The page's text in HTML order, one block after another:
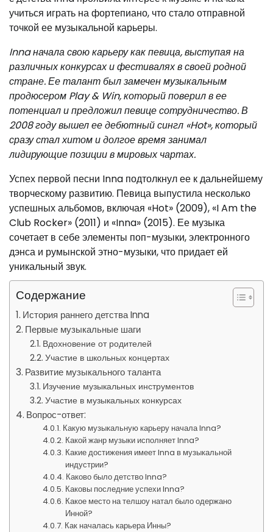
учиться играть на фортепиано, что стало отправной
точкой ее музыкальной карьеры.
Inna начала свою карьеру как певица, выступая на
различных конкурсах и фестивалях в своей родной
стране. Ее талант был замечен музыкальным
продюсером Play & Win, который поверил в ее
потенциал и предложил певице сотрудничество. В
2008 году вышел ее дебютный сингл «Hot», который
сразу стал хитом и долгое время занимал
лидирующие позиции в мировых чартах.
Успех первой песни Inna подтолкнул ее к дальнейшему
творческому развитию. Певица выпустила несколько
успешных альбомов, включая «Hot» (2009), «I Am the
Club Rocker» (2011) и «Inna» (2015). Ее музыка
сочетает в себе элементы поп-музыки, электронного
дэнса и румынской этно-музыки, что придает ей
уникальный звук.
Содержание
История раннего детства Inna
Первые музыкальные шаги
Вдохновение от родителей
Участие в школьных концертах
Развитие музыкального таланта
Изучение музыкальных инструментов
Участие в музыкальных конкурсах
Вопрос-ответ:
Какую музыкальную карьеру начала Inna?
Какой жанр музыки исполняет Inna?
Какие достижения имеет Inna в музыкальной
индустрии?
Каково было детство Inna?
Каковы последние успехи Inna?
Какое место на телшоу натал было одержано
Инной?
Как началась карьера Инны?